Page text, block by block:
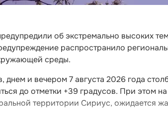
об экстремально высоких
распространило
среды.
и вечером 7 августа 2026 года
до отметки +39 градусов. При этом
территории Сириус, ожидается